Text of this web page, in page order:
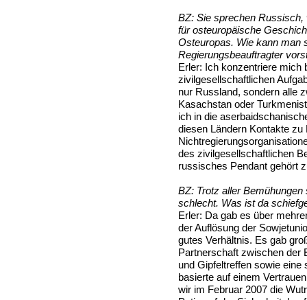
BZ: Sie sprechen Russisch,
für osteuropäische
Osteuropas. Wie kann man
Regierungsbeauftragter
Erler: Ich konzentriere mich
zivilgesellschaftlichen
nur Russland, sondern alle
Kasachstan oder
ich in die
diesen Ländern Kontakte zu
des zivilgesellschaftlichen
russisches Pendant gehört
BZ: Trotz aller
schlecht. Was ist da
Erler: Da gab es über
der Auflösung der
gutes Verhältnis. Es gab
Partnerschaft zwischen der
und Gipfeltreffen sowie
basierte auf einem
wir im Februar 2007 die